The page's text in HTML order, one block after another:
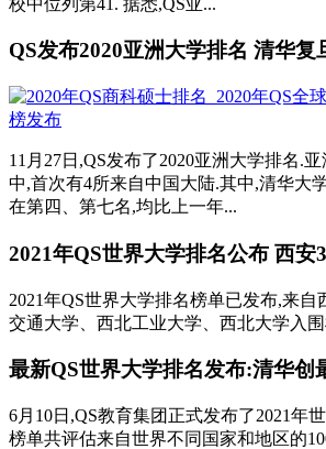
QS发布2020亚洲大学排名 清华复
11月27日,QS发布了2020亚洲大学排名.
中,首次有4所来自中国大陆.其中,清华大
在第四、第七名,均比上一年...
2021年QS世界大学排名公布 西安
2021年QS世界大学排名榜单已发布,来自
交通大学、西北工业大学、西北大学入
最新QS世界大学排名发布:清华创
6月10日,QS教育集团正式发布了2021年
榜单共评估来自世界不同国家和地区的